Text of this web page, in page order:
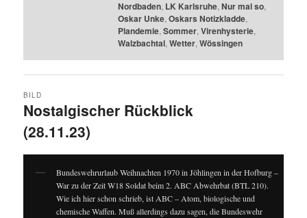
Nordbaden, LK Karlsruhe,Nur mal so,
Oskar Unke,Oskars Notizkladde,
Plandemie,Sommer,Virenhysterie,
Walzbachtal,Wetter,Wössingen
Nostalgischer Rückblick
(28.11.23)
BILD
Bundeswehrurlaub Weihnachten 1970 in Jöhlingen in der Hofburg –
War zu der Zeit W18 Soldat beim 2. ABC Abwehrbat (BTL 210).
Wie ich hier schon schrieb, ist ABC – Atom, biologische und
chemische Waffen. Muß allerdings dazu sagen, die Bundeswehr